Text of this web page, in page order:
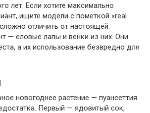
лет. Если хотите максимально
ищите модели с пометкой «real
отличить от настоящей.
— еловые лапы и венки из них. Они
а их использование безвредно для
новогоднее растение — пуансеттия.
Первый — ядовитый сок,